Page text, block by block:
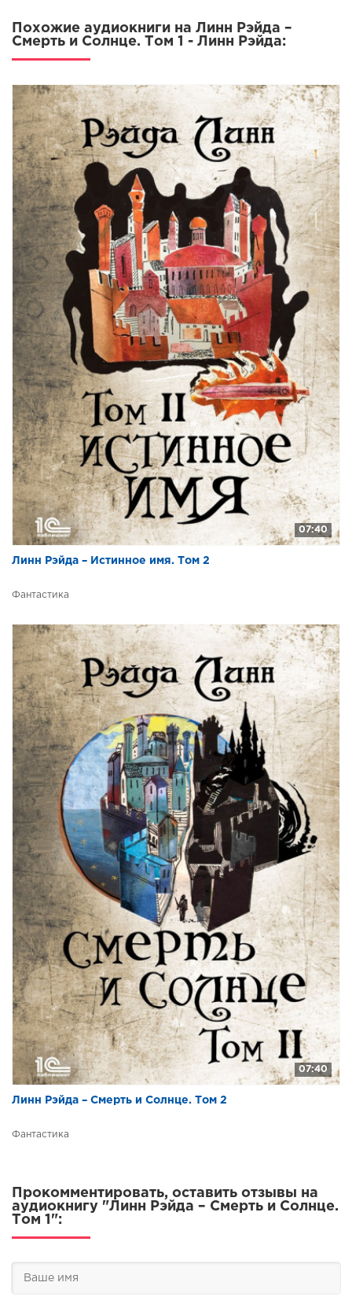
Похожие аудиокниги на Линн Рэйда –
Смерть и Солнце. Том 1 - Линн Рэйда:
07:40
Линн Рэйда – Истинное имя. Том 2
Фантастика
07:40
Линн Рэйда – Смерть и Солнце. Том 2
Фантастика
Прокомментировать, оставить отзывы на
аудиокнигу "Линн Рэйда – Смерть и Солнце.
Том 1":